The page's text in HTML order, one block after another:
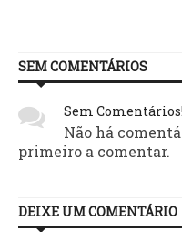
SEM COMENTÁRIOS
Sem Comentários!
Não há
primeiro a comentar.
DEIXE UM COMENTÁRIO